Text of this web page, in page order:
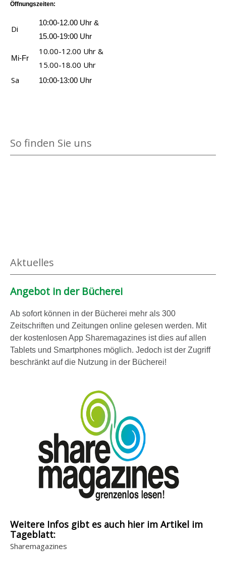
Öffnungszeiten:
Di
10:00-12.00 Uhr &
15.00-19:00 Uhr
Mi-Fr
10.00-12.00 Uhr &
15.00-18.00 Uhr
Sa
10:00-13:00 Uhr
So finden Sie uns
Aktuelles
Angebot in der Bücherei
Ab sofort können in der Bücherei mehr als 300
Zeitschriften und Zeitungen online gelesen werden. Mit
der kostenlosen App Sharemagazines ist dies auf allen
Tablets und Smartphones möglich. Jedoch ist der Zugriff
beschränkt auf die Nutzung in der Bücherei!
Weitere Infos gibt es auch hier im Artikel im
Tageblatt:
Sharemagazines